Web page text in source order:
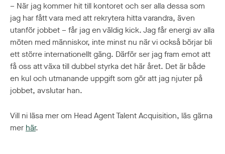
– När jag kommer hit till kontoret och ser alla dessa som
jag har fått vara med att rekrytera hitta varandra, även
utanför jobbet – får jag en väldig kick. Jag får energi av alla
möten med människor, inte minst nu när vi också börjar bli
ett större internationellt gäng. Därför ser jag fram emot att
få oss att växa till dubbel styrka det här året. Det är både
en kul och utmanande uppgift som gör att jag njuter på
jobbet, avslutar han.
Vill ni läsa mer om Head Agent Talent Acquisition, läs gärna
mer här.